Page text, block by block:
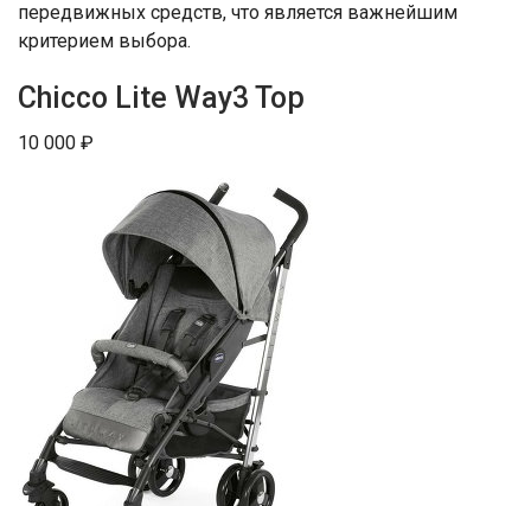
передвижных средств, что является важнейшим
критерием выбора.
Chicco Lite Way3 Top
10 000 ₽